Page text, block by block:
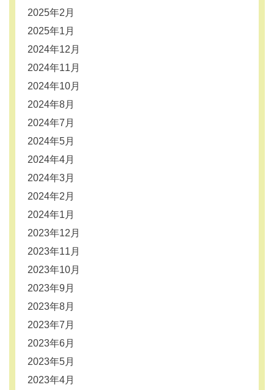
2025年2月
2025年1月
2024年12月
2024年11月
2024年10月
2024年8月
2024年7月
2024年5月
2024年4月
2024年3月
2024年2月
2024年1月
2023年12月
2023年11月
2023年10月
2023年9月
2023年8月
2023年7月
2023年6月
2023年5月
2023年4月